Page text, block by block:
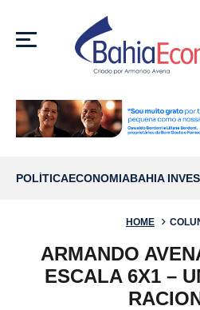
MENU
POLÍTICAECONOMIABAHIA
HOME
ARMANDO
ESCALA 6X1 –